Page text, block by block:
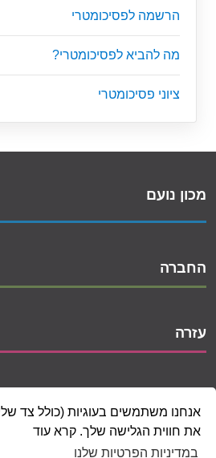
אנחנו משתמשים בעוגיות (כולל צד
את חווית הגלישה שלך. קרא עוד
במדיניות הפרטיות שלנו
הרשמה לפסיכומטרי
מה להביא לפסיכומטרי?
ציוני פסיכומטרי
מכון נועם
החברה
עזרה